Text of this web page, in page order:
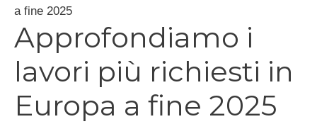
a fine 2025
Approfondiamo i
lavori più richiesti in
Europa a fine 2025